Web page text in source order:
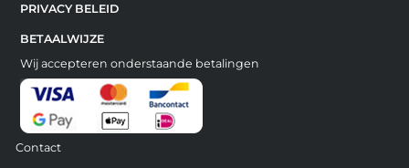
PRIVACY BELEID
BETAALWIJZE
Wij accepteren onderstaande betalingen
Contact